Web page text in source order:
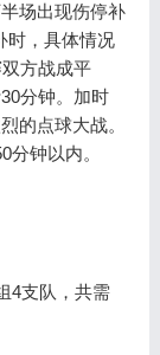
场出现伤停补
时，具体情况
方战成平
分钟。加时
的点球大战。
钟以内。
4支队，共需